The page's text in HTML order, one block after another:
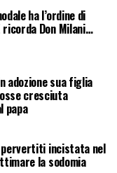
ha l’ordine di
ricorda Don Milani…
adozione sua figlia
cresciuta
papa
pervertiti incistata nel
la sodomia